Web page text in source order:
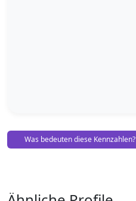
Was bedeuten diese Kennzahlen?